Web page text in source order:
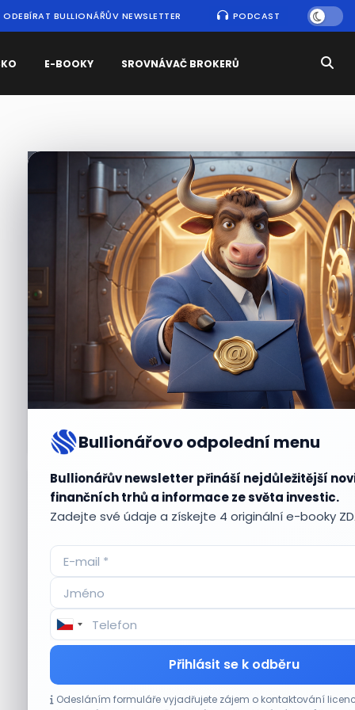
ODEBÍRAT BULLIONÁŘŮV NEWSLETTER PODCAST
E-BOOKY SROVNÁVAČ BROKERŮ
Bullionářovo odpolední menu
Bullionářův newsletter přináší nejdůležitější
finančních trhů a informace ze světa investic.
Zadejte své údaje a získejte 4 originální e-booky
Přihlásit se k odběru
Odesláním formuláře vyjadřujete zájem o kontaktování
Nejčtenějšízprávy
Aktuálnípříležitosti
Micron posílil o 7,6 % a zvýšil podíl na trhu